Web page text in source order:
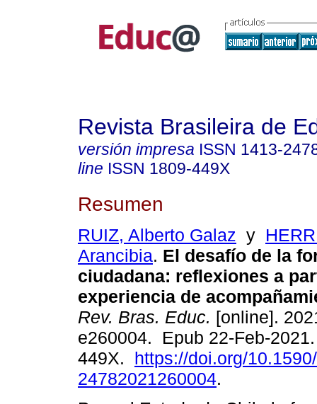
Revista Brasileira de
versión impresa ISSN 1413-
line ISSN 1809-449X
Resumen
RUIZ, Alberto Galaz y
Arancibia. El desafío de la
ciudadana: reflexiones a
experiencia de
Rev. Bras. Educ. [online].
e260004. Epub 22-Feb-
449X. https://doi.org/
24782021260004.